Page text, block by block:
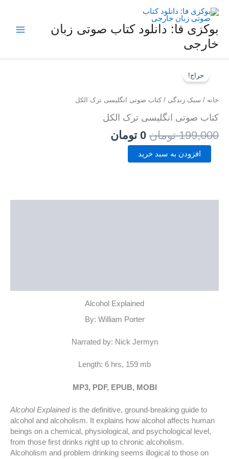
بوکزی فا: دانلود کتاب صوتی زبان
خارجی
حراج!
خانه / سبک زندگی / کتاب صوتی انگلیسی ترک الکل
کتاب صوتی انگلیسی ترک الکل
199,000 تومان
199,000 تومان
بود.
0 تومان
0 تومان
است.
صوتی
انگلیسی
الکل
عدد
افزودن به سبد خرید
Alcohol Explained
By: William Porter
Narrated by: Nick Jermyn
Length: 6 hrs, 159 mb
MP3, PDF, EPUB, MOBI
Alcohol Explainedis the definitive, ground-breaking guide to
alcohol and alcoholism. It explains how alcohol affects human
beings on a chemical, physiological, and psychological level,
from those first drinks right up to chronic alcoholism.
Alcoholism and problem drinking seems illogical to those on